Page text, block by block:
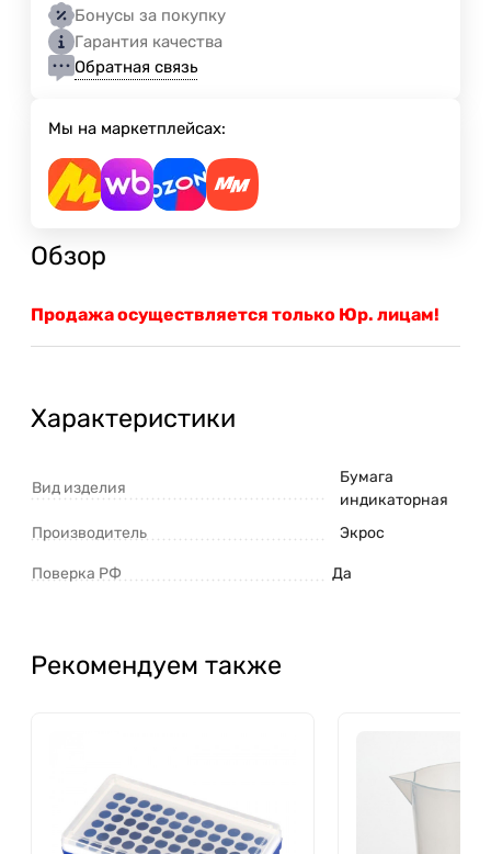
Бонусы за покупку
Гарантия качества
Обратная связь
Мы на маркетплейсах:
Обзор
Продажа осуществляется только Юр. лицам!
Характеристики
Вид изделия
Бумага
индикаторная
Производитель
Экрос
Поверка РФ Да
Рекомендуем также